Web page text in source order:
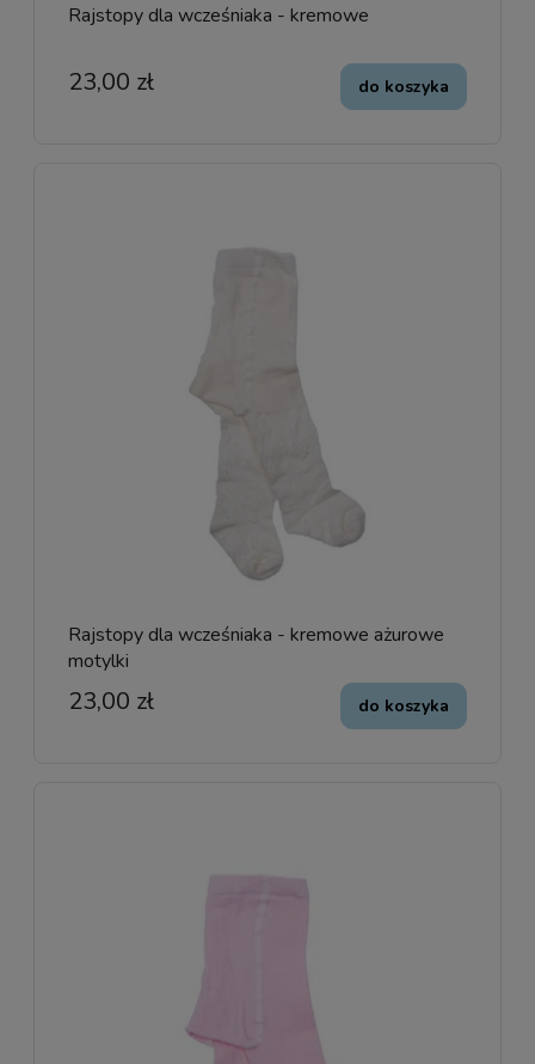
Rajstopy dla wcześniaka - kremowe
23,00 zł do koszyka
Rajstopy dla wcześniaka - kremowe ażurowe
motylki
23,00 zł do koszyka